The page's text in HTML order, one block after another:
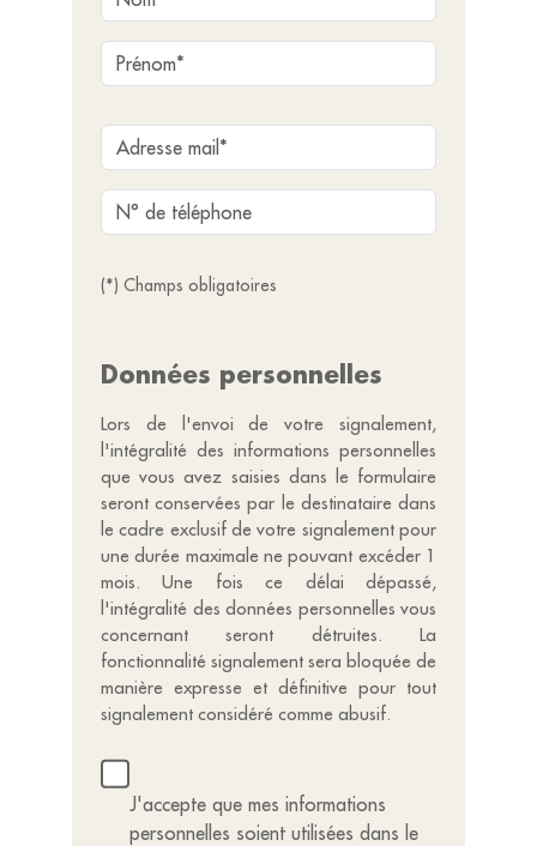
(*) Champs obligatoires
Données personnelles
Lors de l'envoi de votre signalement,
l'intégralité des informations personnelles
que vous avez saisies dans le formulaire
seront conservées par le destinataire dans
le cadre exclusif de votre signalement pour
une durée maximale ne pouvant excéder 1
mois. Une fois ce délai dépassé,
l'intégralité des données personnelles vous
concernant seront détruites. La
fonctionnalité signalement sera bloquée de
manière expresse et définitive pour tout
signalement considéré comme abusif.
J'accepte que mes informations
personnelles soient utilisées dans le